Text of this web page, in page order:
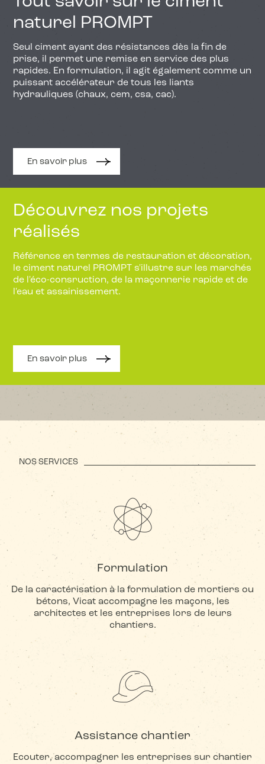
naturel PROMPT
Seul ciment ayant des résistances dès la fin de
prise, il permet une remise en service des plus
rapides. En formulation, il agit également comme un
puissant accélérateur de tous les liants
hydrauliques (chaux, cem, csa, cac).
En savoir plus
Découvrez nos projets
réalisés
Référence en termes de restauration et décoration,
le ciment naturel PROMPT s'illustre sur les marchés
de l'éco-consruction, de la maçonnerie rapide et de
l'eau et assainissement.
En savoir plus
NOS SERVICES
Formulation
De la caractérisation à la formulation de mortiers ou
bétons, Vicat accompagne les maçons, les
architectes et les entreprises lors de leurs
chantiers.
Assistance chantier
Ecouter, accompagner les entreprises sur chantier